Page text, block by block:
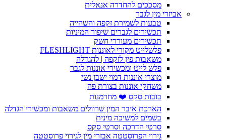
מסככים להחדרה אנאלית
אביזרי מין לגבר
טבעות לשמירת זקפה והשהייה
תכשירים לגברים שיפור המיניות
תכשירים מעוררי חשק
פלשלייט מקורי לאוננות FLESHLIGHT
משאבות פין לזקפה | להגדלה
פלש לייט ומכשירי אוננות לגבר
מוצרי אוננות דמוי ישבן נשי
משחקי אוננות בצורת פה
בובות סקס ❤️ מחרמנות
הארכת איבר המין שרוולים משאבות ומכשירי הגדלה
בשמים למשיכה מינית
סרטי הדרכה וסרטי סקס
גירוי הפרוסטטה אבזרי מין לגירוי פרוסטטה